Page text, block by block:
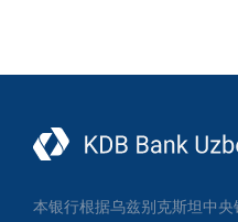
本银行根据乌兹别克斯坦中